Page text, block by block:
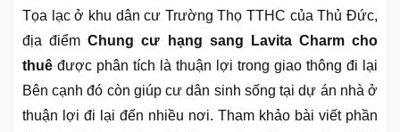
Tọa lạc ở khu dân cư Trường Thọ TTHC của Thủ Đức,
địa điểmChung cư hạng sang Lavita Charm cho
thuê được phân tích là thuận lợi trong giao thông đi lại
Bên cạnh đó còn giúp cư dân sinh sống tại dự án nhà ở
thuận lợi đi lại đến nhiều nơi. Tham khảo bài viết phần